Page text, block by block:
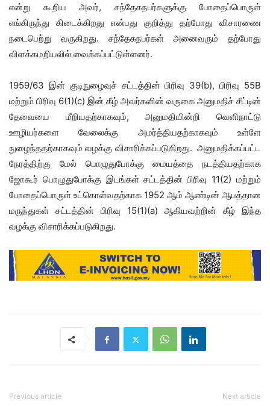
என்று கூறிய அவர், சந்தேகநபர்களுக்கு போதைப்பொருள்
எங்கிருந்து கிடைக்கிறது என்பது குறித்து தற்போது விசாரணை
நடைபெற்று வருகிறது. சந்தேகநபர்கள் அனைவரும் தற்போது
விளக்கமறியலில் வைக்கப்பட்டுள்ளனர்.
1959/63 இன் குடிநுழைவுச் சட்டத்தின் பிரிவு 39(b), பிரிவு 55B
மற்றும் பிரிவு 6(1)(c) இன் கீழ் அவர்களின் வருகை அனுமதிச் சீட்டின்
தேவையை மீறியதற்காகவும், அனுமதியின்றி வெளிநாட்டு
ஊழியர்களை வேலைக்கு அமர்த்தியதற்காகவும் உள்ளே
நுழைந்ததற்காகவும் வழக்கு விசாரிக்கப்படுகிறது. அனுமதிக்கப்பட்ட
நேரத்திற்கு மேல் பொழுதுபோக்கு மையத்தை நடத்தியதற்காக
ஜோகூர் பொழுதுபோக்கு இடங்கள் சட்டத்தின் பிரிவு 11(2) மற்றும்
போதைப்பொருள் உட்கொள்வதற்காக 1952 ஆம் ஆண்டின் ஆபத்தான
மருந்துகள் சட்டத்தின் பிரிவு 15(1)(a) ஆகியவற்றின் கீழ் இந்த
வழக்கு விசாரிக்கப்படுகிறது.
Previous article Next article